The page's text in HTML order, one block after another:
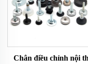
Chân điều chỉnh nội